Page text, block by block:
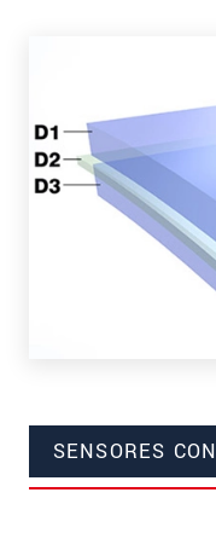
SENSORES